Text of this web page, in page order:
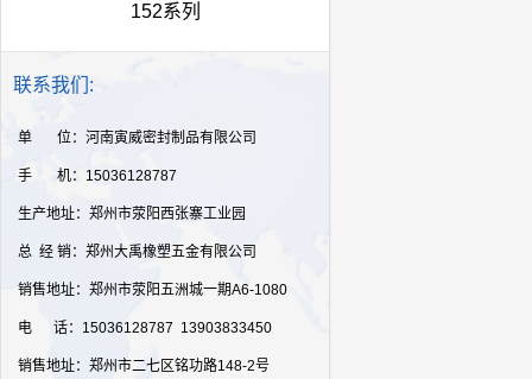
108-W-W系列
152系列
联系我们:
单 位：河南寅威密封制品有限公司
手 机：15036128787
生产地址：郑州市荥阳西张寨工业园
总 经 销：郑州大禹橡塑五金有限公司
销售地址：郑州市荥阳五洲城一期A6-1080
电 话：15036128787 13903833450
销售地址：郑州市二七区铭功路148-2号